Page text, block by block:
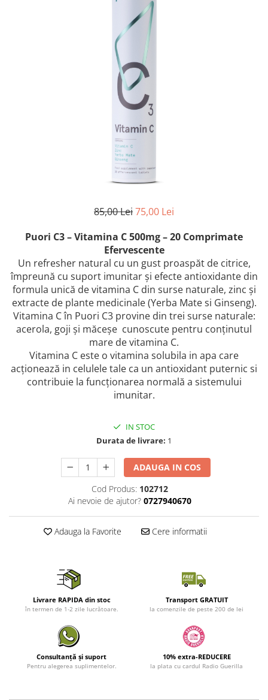
85,00 Lei75,00 Lei
Puori C3 – Vitamina C 500mg – 20 Comprimate
Efervescente
Un refresher natural cu un gust proaspăt de citrice,
împreună cu suport imunitar și efecte antioxidante din
formula unică de vitamina C din surse naturale, zinc și
extracte de plante medicinale (Yerba Mate si Ginseng).
Vitamina C în Puori C3 provine din trei surse naturale:
acerola, goji și măceșe cunoscute pentru conținutul
mare de vitamina C.
Vitamina C este o vitamina solubila in apa care
acționează in celulele tale ca un antioxidant puternic si
contribuie la funcționarea normală a sistemului
imunitar.
IN STOC
Durata de livrare: 1
ADAUGA IN COS
Cod Produs: 102712
Ai nevoie de ajutor? 0727940670
Adauga la Favorite Cere informatii
Livrare RAPIDA din stoc
în termen de 1-2 zile lucrătoare.
Transport GRATUIT
la comenzile de peste 200 de lei
Consultanță și suport
Pentru alegerea suplimentelor.
10% extra-REDUCERE
la plata cu cardul Radio Guerilla